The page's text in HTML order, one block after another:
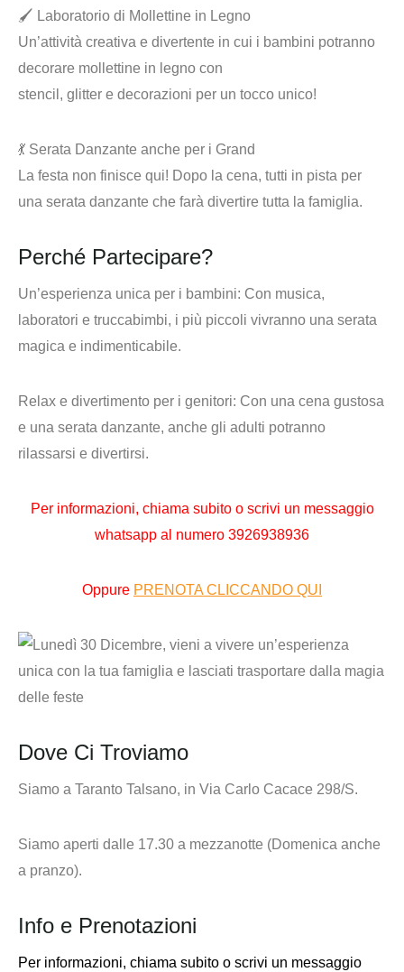
🖌️ Laboratorio di Mollettine in Legno
Un’attività creativa e divertente in cui i bambini potranno
decorare mollettine in legno con
stencil, glitter e decorazioni per un tocco unico!
💃 Serata Danzante anche per i Grand
La festa non finisce qui! Dopo la cena, tutti in pista per
una serata danzante che farà divertire tutta la famiglia.
Perché Partecipare?
Un’esperienza unica per i bambini: Con musica,
laboratori e truccabimbi, i più piccoli vivranno una serata
magica e indimenticabile.
Relax e divertimento per i genitori: Con una cena gustosa
e una serata danzante, anche gli adulti potranno
rilassarsi e divertirsi.
Per informazioni, chiama subito o scrivi un messaggio
whatsapp al numero 3926938936
Oppure PRENOTA CLICCANDO QUI
Dove Ci Troviamo
Siamo a Taranto Talsano, in Via Carlo Cacace 298/S.
Siamo aperti dalle 17.30 a mezzanotte (Domenica anche
a pranzo).
Info e Prenotazioni
Per informazioni, chiama subito o scrivi un messaggio